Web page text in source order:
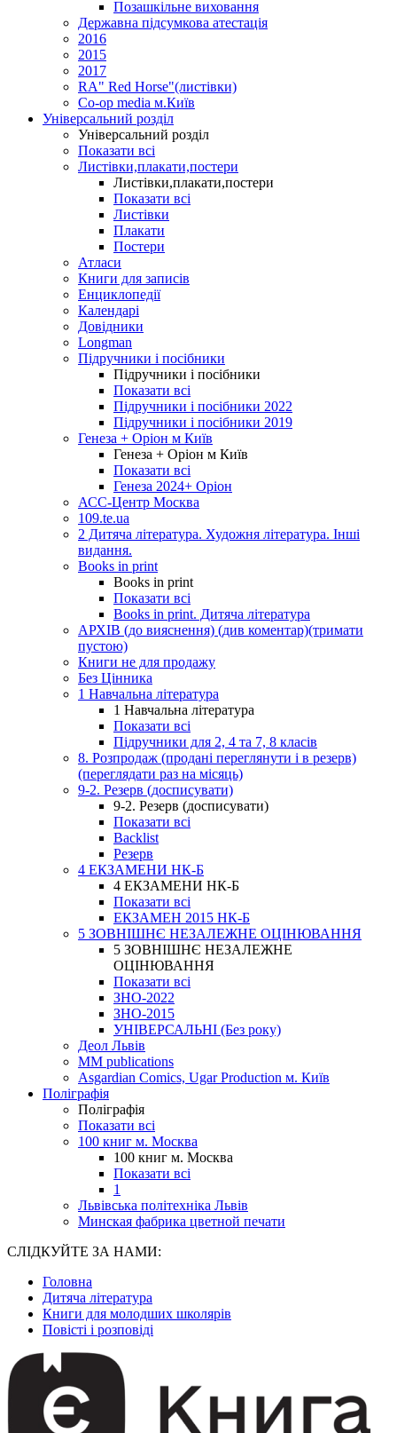
Позашкільне виховання
Державна підсумкова атестація
2016
2015
2017
RA" Red Horse"(листівки)
Co-op media м.Київ
Універсальний розділ
Універсальний розділ
Показати всі
Листівки,плакати,постери
Листівки,плакати,постери
Показати всі
Листівки
Плакати
Постери
Атласи
Книги для записів
Енциклопедії
Календарі
Довідники
Longman
Підручники і посібники
Підручники і посібники
Показати всі
Підручники і посібники 2022
Підручники і посібники 2019
Генеза + Оріон м Київ
Генеза + Оріон м Київ
Показати всі
Генеза 2024+ Оріон
АСС-Центр Москва
109.te.ua
2 Дитяча література. Художня література. Інші
видання.
Books in print
Books in print
Показати всі
Books in print. Дитяча література
АРХІВ (до вияснення) (див коментар)(тримати
пустою)
Книги не для продажу
Без Цінника
1 Навчальна література
1 Навчальна література
Показати всі
Підручники для 2, 4 та 7, 8 класів
8. Розпродаж (продані переглянути і в резерв)
(переглядати раз на місяць)
9-2. Резерв (досписувати)
9-2. Резерв (досписувати)
Показати всі
Backlist
Резерв
4 ЕКЗАМЕНИ НК-Б
4 ЕКЗАМЕНИ НК-Б
Показати всі
ЕКЗАМЕН 2015 НК-Б
5 ЗОВНІШНЄ НЕЗАЛЕЖНЕ ОЦІНЮВАННЯ
5 ЗОВНІШНЄ НЕЗАЛЕЖНЕ
ОЦІНЮВАННЯ
Показати всі
ЗНО-2022
ЗНО-2015
УНІВЕРСАЛЬНІ (Без року)
Деол Львів
MM publications
Asgardian Comics, Ugar Production м. Київ
Поліграфія
Поліграфія
Показати всі
100 книг м. Москва
100 книг м. Москва
Показати всі
1
Львівська політехніка Львів
Минская фабрика цветной печати
СЛІДКУЙТЕ ЗА НАМИ:
Головна
Дитяча література
Книги для молодших школярів
Повісті і розповіді